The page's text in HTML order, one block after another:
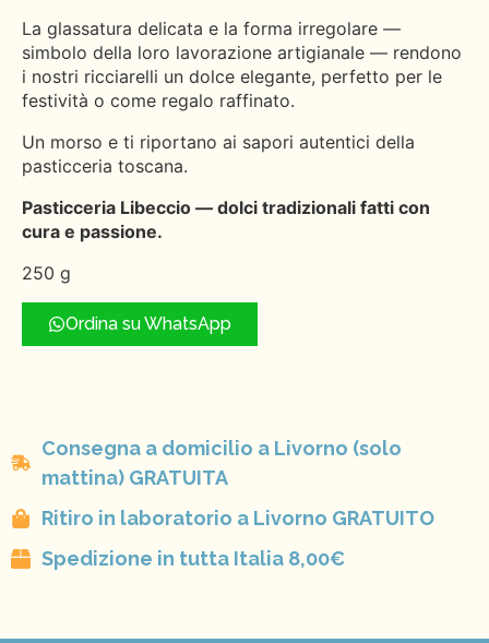
La glassatura delicata e la forma irregolare —
simbolo della loro lavorazione artigianale — rendono
i nostri ricciarelli un dolce elegante, perfetto per le
festività o come regalo raffinato.
Un morso e ti riportano ai sapori autentici della
pasticceria toscana.
Pasticceria Libeccio — dolci tradizionali fatti con
cura e passione.
250 g
Ordina su WhatsApp
Consegna a domicilio a Livorno (solo
mattina) GRATUITA
Ritiro in laboratorio a Livorno GRATUITO
Spedizione in tutta Italia 8,00€